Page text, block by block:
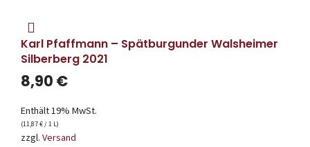
Karl Pfaffmann – Spätburgunder Walsheimer
Silberberg 2021
8,90 €
Enthält 19% MwSt.
(11,87€/ 1 L)
zzgl. Versand